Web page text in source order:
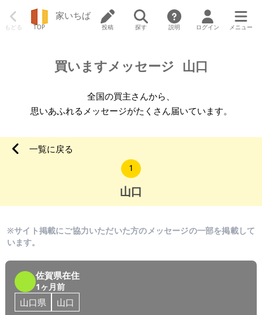
もどる TOP
家いちば
投稿 探す 説明 ログイン メニュー
買いますメッセージ 山口
全国の買主さんから、
思いあふれるメッセージがたくさん届いています。
一覧に戻る
1
山口
※サイト掲載にご協力いただいた方のメッセージの一部を掲載して
います。
佐賀県在住
1ヶ月前
山口県
山口